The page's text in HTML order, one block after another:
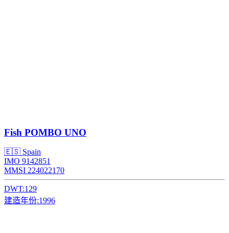
Fish POMBO UNO
🇪🇸 Spain
IMO 9142851
MMSI 224022170
DWT:129
建造年份:1996